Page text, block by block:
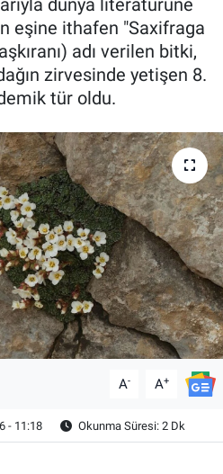
eşine ithafen "Saxifraga
adı verilen bitki,
zirvesinde yetişen 8.
tür oldu.
A- A+
- 11:18 Okunma Süresi: 2 Dk